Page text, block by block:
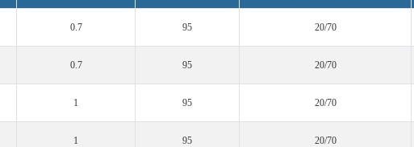
0.7 95 20/70
0.7 95 20/70
1 95 20/70
1 95 20/70